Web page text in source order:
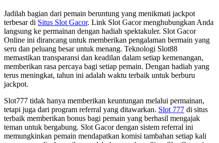
Jadilah bagian dari pemain beruntung yang menikmati jackpot
terbesar di Situs Slot Gacor. Link Slot Gacor menghubungkan Anda
langsung ke permainan dengan hadiah spektakuler. Slot Gacor
Online ini dirancang untuk memberikan pengalaman bermain yang
seru dan peluang besar untuk menang. Teknologi Slot88
memastikan transparansi dan keadilan dalam setiap kemenangan,
memberikan rasa percaya bagi setiap pemain. Dengan hadiah yang
terus meningkat, tahun ini adalah waktu terbaik untuk berburu
jackpot.
Slot777 tidak hanya memberikan keuntungan melalui permainan,
tetapi juga dari program referral yang ditawarkan. Slot 777 di situs
terbaik memberikan bonus bagi pemain yang berhasil mengajak
teman untuk bergabung. Slot Gacor dengan sistem referral ini
memungkinkan pemain mendapatkan komisi tambahan setiap kali